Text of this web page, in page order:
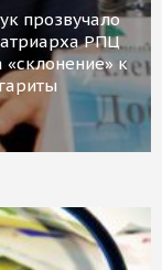
прозвучало
РПЦ
к